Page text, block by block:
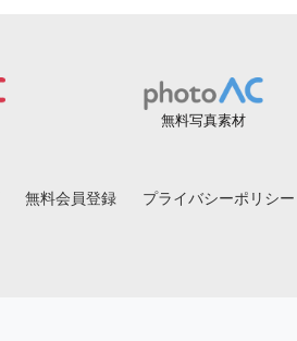
無料写真素材
無料会員登録 プライバシーポリシー